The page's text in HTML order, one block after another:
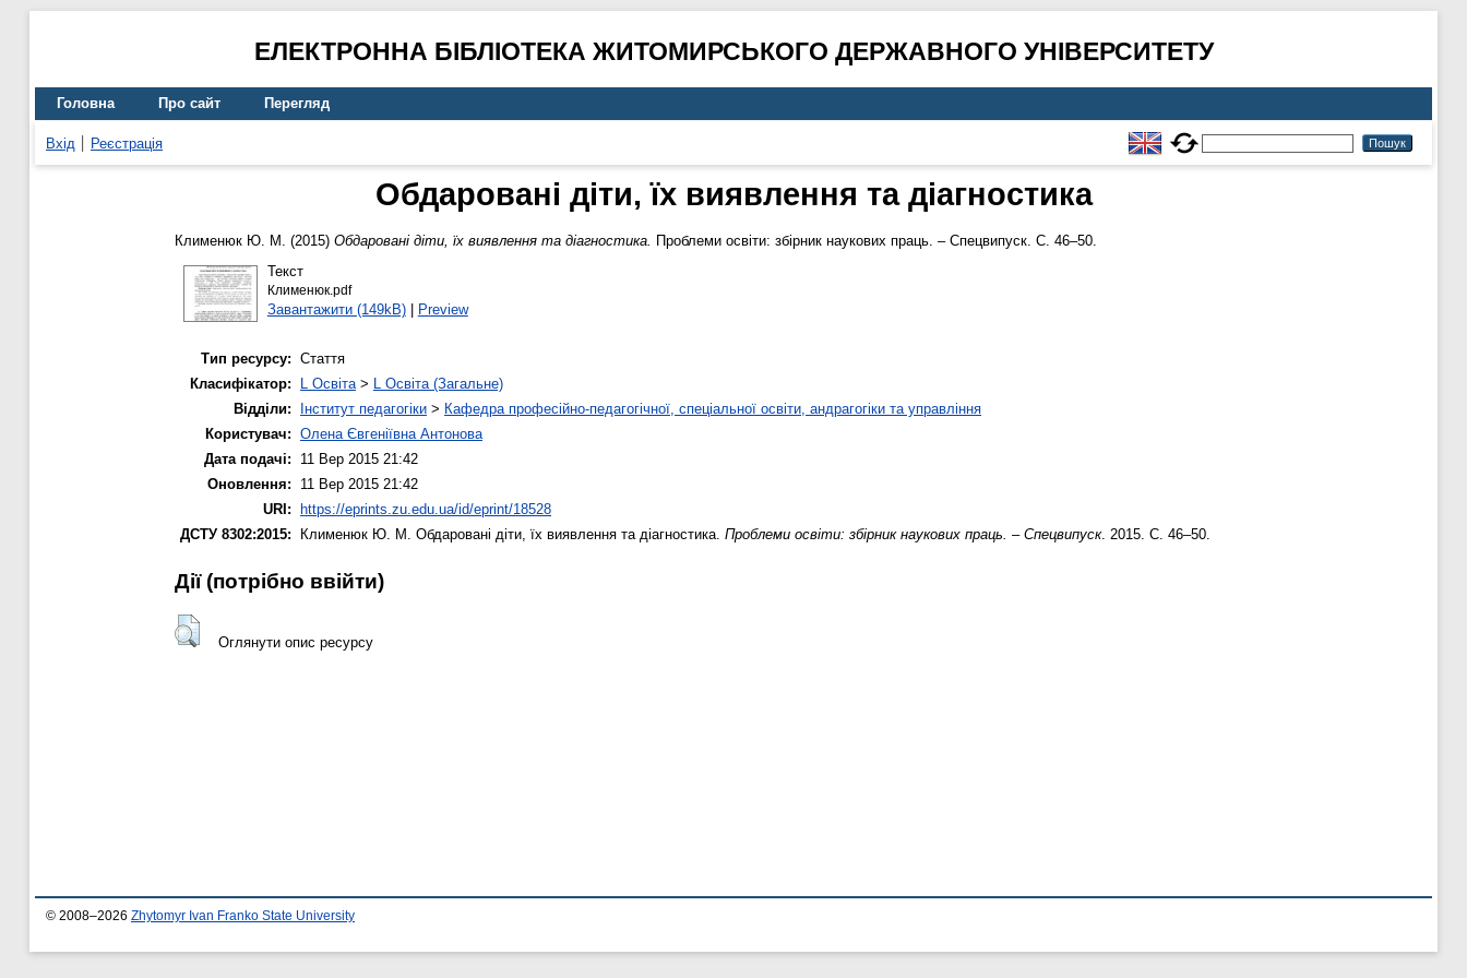
ЕЛЕКТРОННА БІБЛІОТЕКА ЖИТОМИРСЬКОГО ДЕРЖАВНОГО УНІВЕРСИТЕТУ
Головна Про сайт Перегляд
Вхід Реєстрація
Обдаровані діти, їх виявлення та діагностика
Клименюк Ю. М. (2015) Обдаровані діти, їх виявлення та діагностика. Проблеми освіти: збірник наукових праць. – Спецвипуск. С. 46–50.
Текст
Клименюк.pdf
Завантажити (149kB)| Preview
Тип ресурсу: Стаття
Класифікатор:
L Освіта> L Освіта (Загальне)
Відділи:
Інститут педагогіки > Кафедра професійно-педагогічної, спеціальної освіти, андрагогіки та управління
Користувач: Олена Євгеніївна Антонова
Дата подачі:
11 Вер 2015 21:42
Оновлення:
11 Вер 2015 21:42
URI:
https://eprints.zu.edu.ua/id/eprint/18528
ДСТУ 8302:2015:
Клименюк Ю. М. Обдаровані діти, їх виявлення та діагностика. Проблеми освіти: збірник наукових праць. – Спецвипуск. 2015. С. 46–50.
Дії ​​(потрібно ввійти)
Оглянути опис ресурсу
© 2008–2026 Zhytomyr Ivan Franko State University